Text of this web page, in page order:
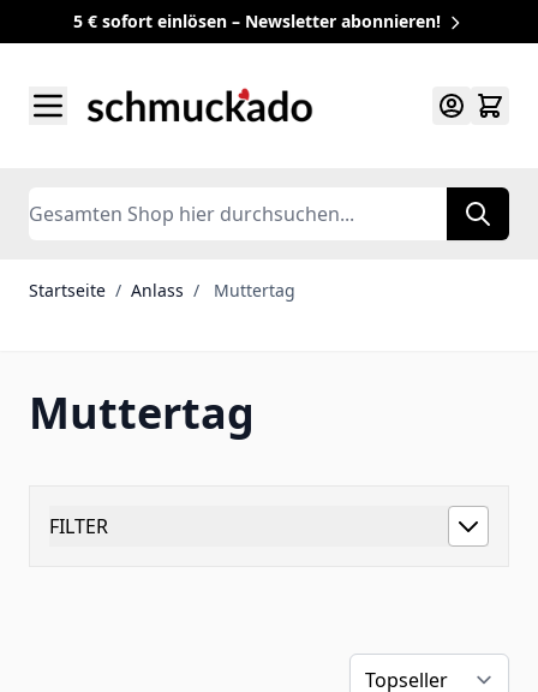
5 € sofort einlösen – Newsletter abonnieren!
Search
Startseite / Anlass / Muttertag
Muttertag
FILTER